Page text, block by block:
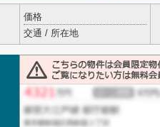
価格
交通 / 所在地